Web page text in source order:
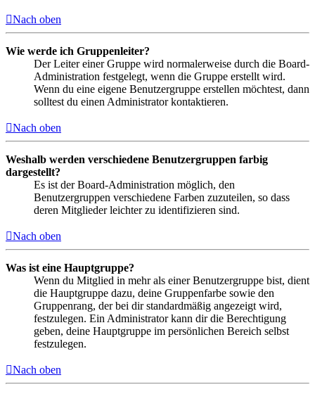
Nach oben
Wie werde ich Gruppenleiter?
Der Leiter einer Gruppe wird normalerweise durch die Board-
Administration festgelegt, wenn die Gruppe erstellt wird.
Wenn du eine eigene Benutzergruppe erstellen möchtest, dann
solltest du einen Administrator kontaktieren.
Nach oben
Weshalb werden verschiedene Benutzergruppen farbig
dargestellt?
Es ist der Board-Administration möglich, den
Benutzergruppen verschiedene Farben zuzuteilen, so dass
deren Mitglieder leichter zu identifizieren sind.
Nach oben
Was ist eine Hauptgruppe?
Wenn du Mitglied in mehr als einer Benutzergruppe bist, dient
die Hauptgruppe dazu, deine Gruppenfarbe sowie den
Gruppenrang, der bei dir standardmäßig angezeigt wird,
festzulegen. Ein Administrator kann dir die Berechtigung
geben, deine Hauptgruppe im persönlichen Bereich selbst
festzulegen.
Nach oben